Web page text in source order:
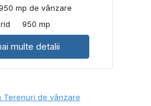
mp de vânzare
950 mp
multe detalii
Terenuri de vânzare